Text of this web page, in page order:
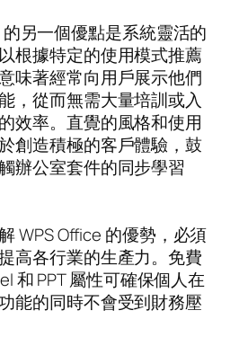
的另一個優點是系統靈活的
根據特定的使用模式推薦
味著經常向用戶展示他們
，從而無需大量培訓或入
效率。直覺的風格和使用
創造積極的客戶體驗，鼓
辦公室套件的同步學習
WPS Office 的優勢，必須
高各行業的生產力。免費
和 PPT 屬性可確保個人在
能的同時不會受到財務壓